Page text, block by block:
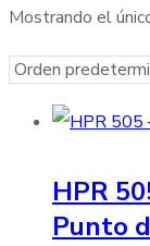
Mostrando el
HPR
Punto